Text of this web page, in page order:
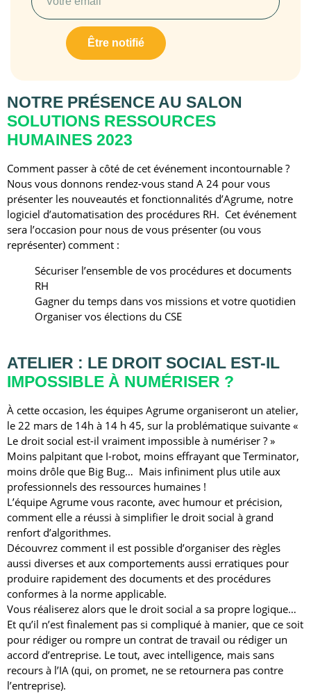
Être notifié
NOTRE PRÉSENCE AU SALON
SOLUTIONS RESSOURCES
HUMAINES 2023
Comment passer à côté de cet événement incontournable ?
Nous vous donnons rendez-vous stand A 24 pour vous
présenter les nouveautés et fonctionnalités d’Agrume, notre
logiciel d’automatisation des procédures RH. Cet événement
sera l’occasion pour nous de vous présenter (ou vous
représenter) comment :
Sécuriser l’ensemble de vos procédures et documents
RH
Gagner du temps dans vos missions et votre quotidien
Organiser vos élections du CSE
ATELIER : LE DROIT SOCIAL EST-IL
IMPOSSIBLE À NUMÉRISER ?
À cette occasion, les équipes Agrume organiseront un atelier,
le 22 mars de 14h à 14 h 45, sur la problématique suivante «
Le droit social est-il vraiment impossible à numériser ? »
Moins palpitant que I-robot, moins effrayant que Terminator,
moins drôle que Big Bug… Mais infiniment plus utile aux
professionnels des ressources humaines !
L’équipe Agrume vous raconte, avec humour et précision,
comment elle a réussi à simplifier le droit social à grand
renfort d’algorithmes.
Découvrez comment il est possible d’organiser des règles
aussi diverses et aux comportements aussi erratiques pour
produire rapidement des documents et des procédures
conformes à la norme applicable.
Vous réaliserez alors que le droit social a sa propre logique…
Et qu’il n’est finalement pas si compliqué à manier, que ce soit
pour rédiger ou rompre un contrat de travail ou rédiger un
accord d’entreprise. Le tout, avec intelligence, mais sans
recours à l’IA (qui, on promet, ne se retournera pas contre
l’entreprise).